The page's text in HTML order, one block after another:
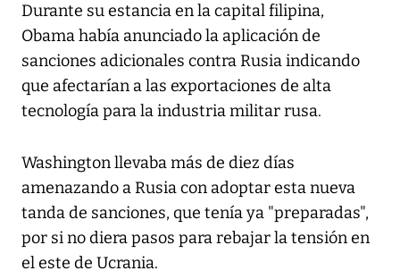
Durante su estancia en la capital filipina,
Obama había anunciado la aplicación de
sanciones adicionales contra Rusia indicando
que afectarían a las exportaciones de alta
tecnología para la industria militar rusa.
Washington llevaba más de diez días
amenazando a Rusia con adoptar esta nueva
tanda de sanciones, que tenía ya "preparadas",
por si no diera pasos para rebajar la tensión en
el este de Ucrania.